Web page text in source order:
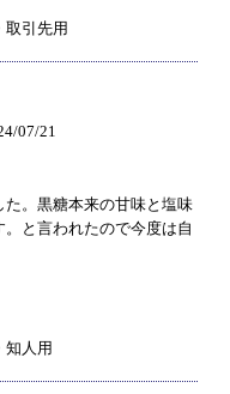
取引先用
07/21
。黒糖本来の甘味と塩味
と言われたので今度は自
知人用